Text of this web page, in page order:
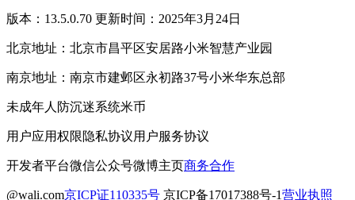
版本：13.5.0.70 更新时间：2025年3月24日
北京地址：北京市昌平区安居路小米智慧产业园
南京地址：南京市建邺区永初路37号小米华东总部
未成年人防沉迷系统米币
用户应用权限隐私协议用户服务协议
开发者平台微信公众号微博主页商务合作
@wali.com京ICP证110335号 京ICP备17017388号-1营业执照